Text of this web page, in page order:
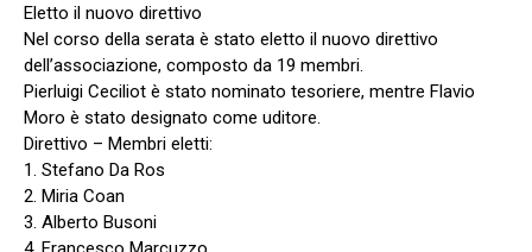
Eletto il nuovo direttivo
Nel corso della serata è stato eletto il nuovo direttivo
dell’associazione, composto da 19 membri.
Pierluigi Ceciliot è stato nominato tesoriere, mentre Flavio
Moro è stato designato come uditore.
Direttivo – Membri eletti:
1. Stefano Da Ros
2. Miria Coan
3. Alberto Busoni